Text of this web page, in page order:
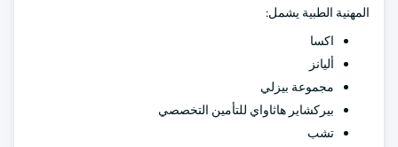
المهنية الطبية يشمل:
اكسا
أليانز
مجموعة بيزلي
بيركشاير هاثاواي للتأمين التخصصي
تشب